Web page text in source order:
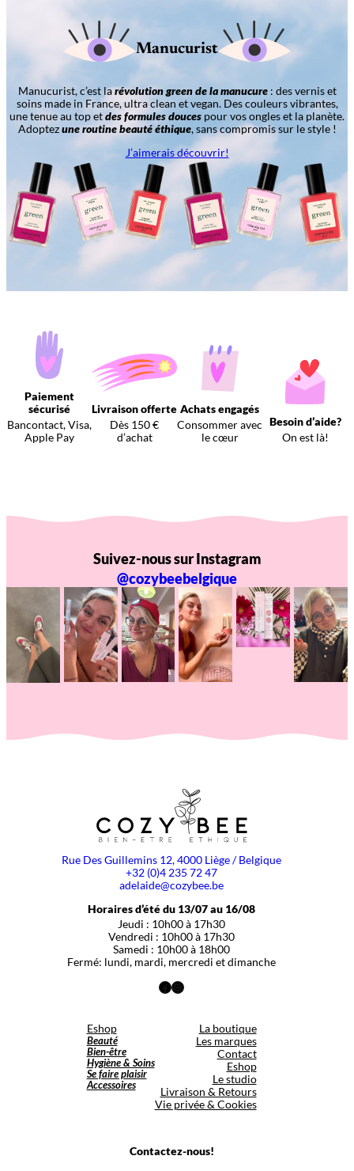
Manucurist
Manucurist, c’est larévolution green de la manucure: des vernis et
soins made in France, ultra clean et vegan. Des couleurs vibrantes,
une tenue au top etdes formules douces pour vos ongles et la planète.
Adoptezune routine beauté éthique, sans compromis sur le style !
J’aimerais découvrir!
Paiement
sécurisé
Bancontact, Visa,
Apple Pay
Livraison offerte
Dès 150 €
d’achat
Achats engagés
Consommer avec
le cœur
Besoin d’aide?
On est là!
Suivez-nous sur Instagram
@cozybeebelgique
Rue Des Guillemins 12, 4000 Liège / Belgique
+32 (0)4 235 72 47
adelaide@cozybee.be
Horaires d’été du 13/07 au 16/08
Jeudi : 10h00 à 17h30
Vendredi : 10h00 à 17h30
Samedi : 10h00 à 18h00
Fermé: lundi, mardi, mercredi et dimanche
Facebook
Instagram
Eshop
Beauté
Bien-être
Hygiène & Soins
Se faire plaisir
Accessoires
La boutique
Les marques
Contact
Eshop
Le studio
Livraison & Retours
Vie privée & Cookies
Contactez-nous!